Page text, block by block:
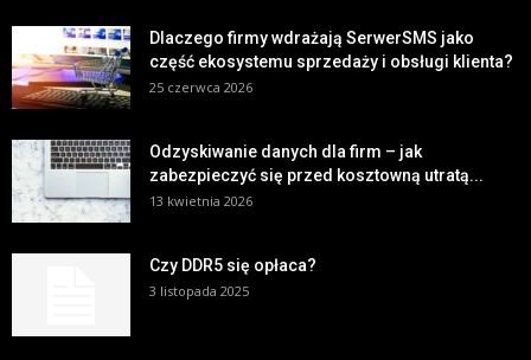
Dlaczego firmy wdrażają SerwerSMS jako
część ekosystemu sprzedaży i obsługi klienta?
25 czerwca 2026
Odzyskiwanie danych dla firm – jak
zabezpieczyć się przed kosztowną utratą...
13 kwietnia 2026
Czy DDR5 się opłaca?
3 listopada 2025